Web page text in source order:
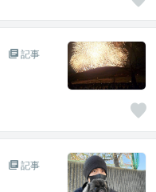
記事
記事